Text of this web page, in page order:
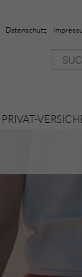
Datenschutz
PRIVAT-